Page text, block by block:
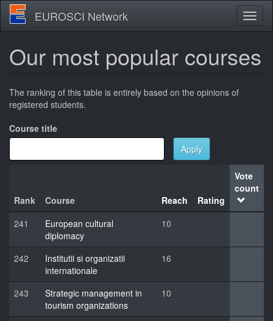
Skip
main
EUROSCI Network
Our most popular courses
The ranking of this table is entirely based on the opinions of
registered students.
Course title
Apply
Rank Course Reach Rating
Vote
count
241
European cultural
diplomacy
10
242
Institutii si organizatii
internationale
16
243
Strategic management in
tourism organizations
10